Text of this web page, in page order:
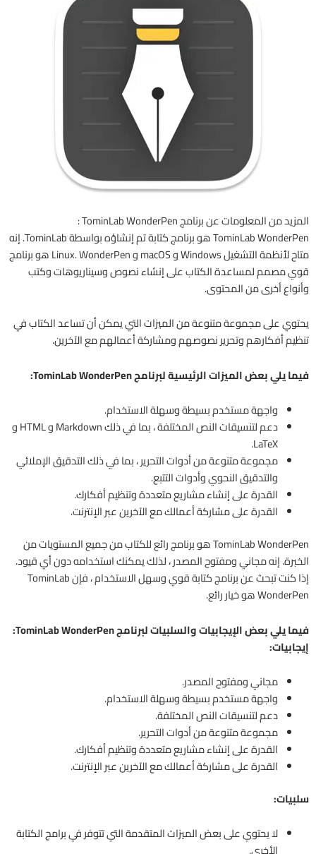
المزيد من المعلومات عن برنامج TominLab WonderPen :
TominLab WonderPen هو برنامج كتابة تم إنشاؤه بواسطة TominLab. إنه
متاح لأنظمة التشغيل Windows و macOS و Linux. WonderPen هو برنامج
قوي مصمم لمساعدة الكتاب على إنشاء نصوص وسيناريوهات وكتب
وأنواع أخرى من المحتوى.
يحتوي على مجموعة متنوعة من الميزات التي يمكن أن تساعد الكتاب في
تنظيم أفكارهم وتحرير نصوصهم ومشاركة أعمالهم مع الآخرين.
فيما يلي بعض الميزات الرئيسية لبرنامج TominLab WonderPen:
واجهة مستخدم بسيطة وسهلة الاستخدام.
دعم لتنسيقات النص المختلفة ، بما في ذلك Markdown و HTML و
LaTeX.
مجموعة متنوعة من أدوات التحرير ، بما في ذلك التدقيق الإملائي
والتدقيق النحوي وأدوات التتبع.
القدرة على إنشاء مشاريع متعددة وتنظيم أفكارك.
القدرة على مشاركة أعمالك مع الآخرين عبر الإنترنت.
TominLab WonderPen هو برنامج رائع للكتاب من جميع المستويات من
الخبرة. إنه مجاني ومفتوح المصدر ، لذلك يمكنك استخدامه دون أي قيود.
إذا كنت تبحث عن برنامج كتابة قوي وسهل الاستخدام ، فإن TominLab
WonderPen هو خيار رائع.
فيما يلي بعض الإيجابيات والسلبيات لبرنامج TominLab WonderPen:
إيجابيات:
مجاني ومفتوح المصدر.
واجهة مستخدم بسيطة وسهلة الاستخدام.
دعم لتنسيقات النص المختلفة.
مجموعة متنوعة من أدوات التحرير.
القدرة على إنشاء مشاريع متعددة وتنظيم أفكارك.
القدرة على مشاركة أعمالك مع الآخرين عبر الإنترنت.
سلبيات:
لا يحتوي على بعض الميزات المتقدمة التي تتوفر في برامج الكتابة